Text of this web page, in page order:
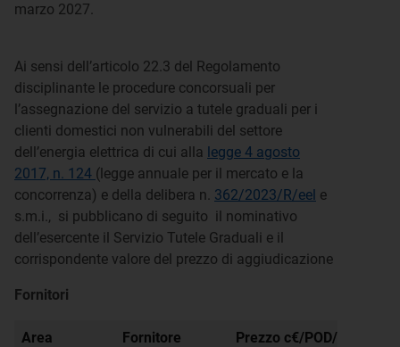
marzo 2027.
Ai sensi dell’articolo 22.3 del Regolamento
disciplinante le procedure concorsuali per
l’assegnazione del servizio a tutele graduali per i
clienti domestici non vulnerabili del settore
dell’energia elettrica di cui alla legge 4 agosto
2017, n. 124 (legge annuale per il mercato e la
concorrenza) e della delibera n. 362/2023/R/eel e
s.m.i., si pubblicano di seguito il nominativo
dell’esercente il Servizio Tutele Graduali e il
corrispondente valore del prezzo di aggiudicazione
Fornitori
Area
Fornitore Prezzo c€/POD/anno